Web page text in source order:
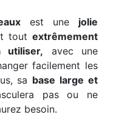
est une jolie
tout extrêmement
utiliser, avec une
facilement les
sa base large et
pas ou ne
besoin.